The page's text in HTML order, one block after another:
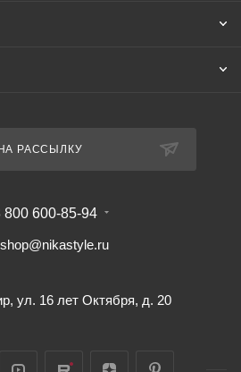
РАССЫЛКУ
800 600-85-94
shop@nikastyle.ru
ул. 16 лет Октября, д. 20